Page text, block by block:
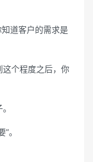
道客户的需求是
个程度之后，你
。